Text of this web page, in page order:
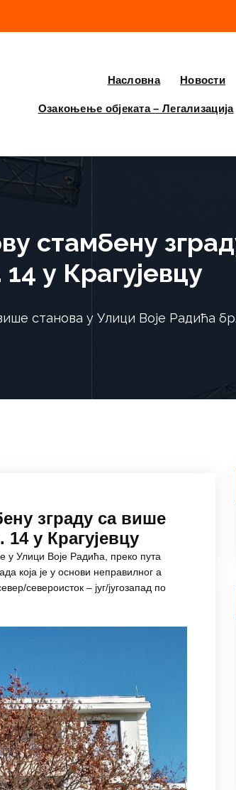
Насловна Новости
Озакоњење објеката – Легализација
стамбену
у Крагујевцу
станова у Улици Воје Радића
зграду са више
у Крагујевцу
у Улици Воје Радића, преко пута
која је у основи неправилног а
североисток – југ/југозапад по